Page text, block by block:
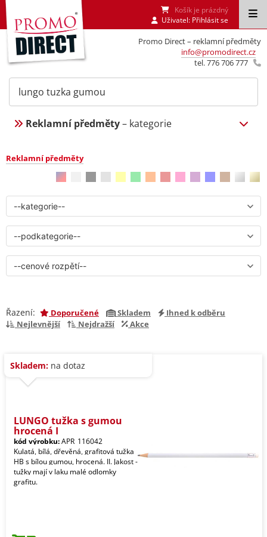
Promo Direct – reklamní předměty
info@promodirect.cz
tel. 776 706 777
Košík je prázdný
Uživatel: Přihlásit se
Reklamní předměty– kategorie
Reklamní předměty
Řazení: Doporučené Skladem
Ihned k odběru
Nejlevnější
Nejdražší Akce
Skladem: na dotaz
LUNGO tužka s gumou
hrocená I
kód výrobku:APR_116042
Kulatá, bílá, dřevěná, grafitová tužka
HB s bílou gumou, hrocená. II. Jakost -
tužky mají v laku malé odlomky
grafitu.